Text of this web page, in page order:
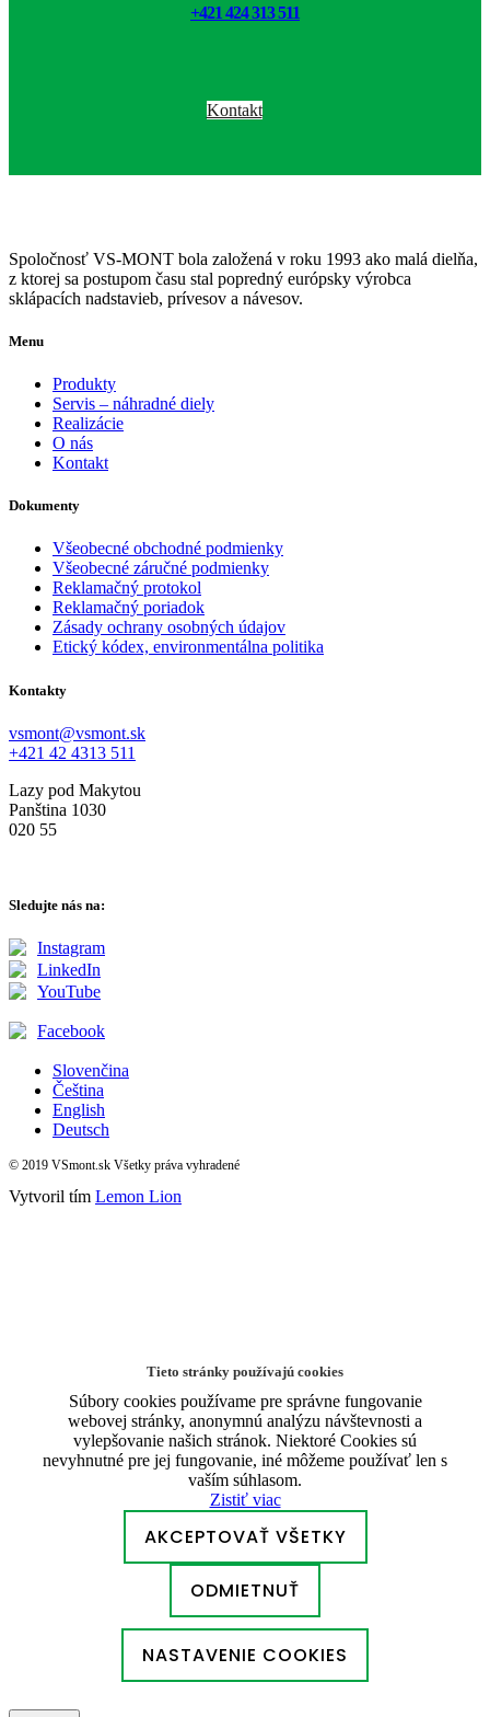
+421 424 313 511
Kontakt
Spoločnosť VS-MONT bola založená v roku 1993 ako malá dielňa,
z ktorej sa postupom času stal popredný európsky výrobca
sklápacích nadstavieb, prívesov a návesov.
Menu
Produkty
Servis – náhradné diely
Realizácie
O nás
Kontakt
Dokumenty
Všeobecné obchodné podmienky
Všeobecné záručné podmienky
Reklamačný protokol
Reklamačný poriadok
Zásady ochrany osobných údajov
Etický kódex, environmentálna politika
Kontakty
vsmont@vsmont.sk
+421 42 4313 511
Lazy pod Makytou
Panština 1030
020 55
Sledujte nás na:
Instagram
LinkedIn
YouTube
Facebook
Slovenčina
Čeština
English
Deutsch
© 2019 VSmont.sk Všetky práva vyhradené
Vytvoril tím Lemon Lion
Tieto stránky používajú cookies
Súbory cookies používame pre správne fungovanie
webovej stránky, anonymnú analýzu návštevnosti a
vylepšovanie našich stránok. Niektoré Cookies sú
nevyhnutné pre jej fungovanie, iné môžeme používať len s
vaším súhlasom.
Zistiť viac
AKCEPTOVAŤ VŠETKY
ODMIETNUŤ
NASTAVENIE COOKIES